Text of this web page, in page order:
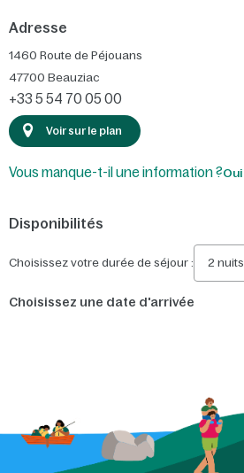
Adresse
1460 Route de Péjouans
47700 Beauziac
+33 5 54 70 05 00
Voir sur le plan
Vous manque-t-il une information ?Oui
Disponibilités
Choisissez votre durée de séjour : 2 nuits
Choisissez une date d'arrivée